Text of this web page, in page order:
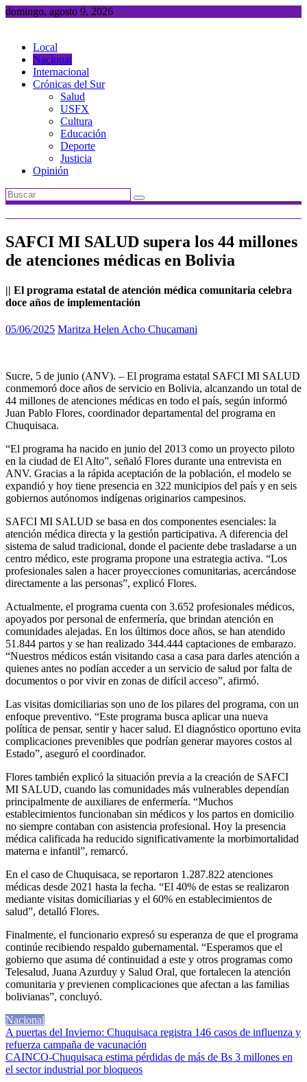
Saltar
domingo, agosto 9, 2026
Local
Nacional
Internacional
Crónicas del Sur
Salud
USFX
Cultura
Educación
Deporte
Justicia
Opinión
SAFCI MI SALUD supera los 44 millones
de atenciones médicas en Bolivia
|| El programa estatal de atención médica comunitaria celebra
doce años de implementación
05/06/2025 Maritza Helen Acho Chucamani
Sucre, 5 de junio (ANV). – El programa estatal SAFCI MI SALUD
conmemoró doce años de servicio en Bolivia, alcanzando un total de
44 millones de atenciones médicas en todo el país, según informó
Juan Pablo Flores, coordinador departamental del programa en
Chuquisaca.
“El programa ha nacido en junio del 2013 como un proyecto piloto
en la ciudad de El Alto”, señaló Flores durante una entrevista en
ANV. Gracias a la rápida aceptación de la población, el modelo se
expandió y hoy tiene presencia en 322 municipios del país y en seis
gobiernos autónomos indígenas originarios campesinos.
SAFCI MI SALUD se basa en dos componentes esenciales: la
atención médica directa y la gestión participativa. A diferencia del
sistema de salud tradicional, donde el paciente debe trasladarse a un
centro médico, este programa propone una estrategia activa. “Los
profesionales salen a hacer proyecciones comunitarias, acercándose
directamente a las personas”, explicó Flores.
Actualmente, el programa cuenta con 3.652 profesionales médicos,
apoyados por personal de enfermería, que brindan atención en
comunidades alejadas. En los últimos doce años, se han atendido
51.844 partos y se han realizado 344.444 captaciones de embarazo.
“Nuestros médicos están visitando casa a casa para darles atención a
quienes antes no podían acceder a un servicio de salud por falta de
documentos o por vivir en zonas de difícil acceso”, afirmó.
Las visitas domiciliarias son uno de los pilares del programa, con un
enfoque preventivo. “Este programa busca aplicar una nueva
política de pensar, sentir y hacer salud. El diagnóstico oportuno evita
complicaciones prevenibles que podrían generar mayores costos al
Estado”, aseguró el coordinador.
Flores también explicó la situación previa a la creación de SAFCI
MI SALUD, cuando las comunidades más vulnerables dependían
principalmente de auxiliares de enfermería. “Muchos
establecimientos funcionaban sin médicos y los partos en domicilio
no siempre contaban con asistencia profesional. Hoy la presencia
médica calificada ha reducido significativamente la morbimortalidad
materna e infantil”, remarcó.
En el caso de Chuquisaca, se reportaron 1.287.822 atenciones
médicas desde 2021 hasta la fecha. “El 40% de estas se realizaron
mediante visitas domiciliarias y el 60% en establecimientos de
salud”, detalló Flores.
Finalmente, el funcionario expresó su esperanza de que el programa
continúe recibiendo respaldo gubernamental. “Esperamos que el
gobierno que asuma dé continuidad a este y otros programas como
Telesalud, Juana Azurduy y Salud Oral, que fortalecen la atención
comunitaria y previenen complicaciones que afectan a las familias
bolivianas”, concluyó.
Nacional
Navegación
de
entradas
A puertas del Invierno: Chuquisaca registra 146 casos de influenza y
refuerza campaña de vacunación
CAINCO-Chuquisaca estima pérdidas de más de Bs 3 millones en
el sector industrial por bloqueos